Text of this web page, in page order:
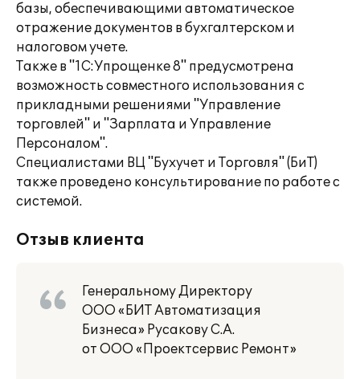
базы, обеспечивающими автоматическое
отражение документов в бухгалтерском и
налоговом учете.
Также в "1С:Упрощенке 8" предусмотрена
возможность совместного использования с
прикладными решениями "Управление
торговлей" и "Зарплата и Управление
Персоналом".
Специалистами ВЦ "Бухучет и Торговля" (БиТ)
также проведено консультирование по работе с
системой.
Отзыв клиента
Генеральному Директору
ООО «БИТ Автоматизация
Бизнеса» Русакову С.А.
от ООО «Проектсервис Ремонт»